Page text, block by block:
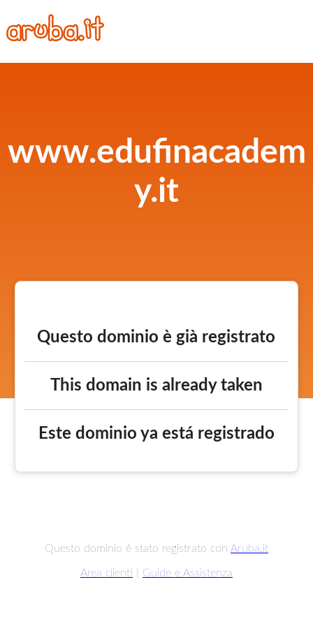
www.edufinacadem
y.it
Questo dominio è già registrato
This domain is already taken
Este dominio ya está registrado
Questo dominio è stato registrato con Aruba.it
Area clienti Guide e Assistenza